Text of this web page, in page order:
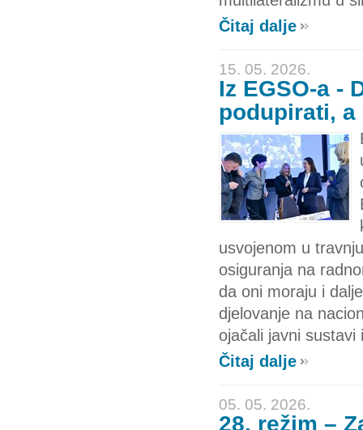
Čitaj dalje
15. 05. 2026.
Iz EGSO-a -
podupirati,
usvojenom u
osiguranja na
da oni moraju i
djelovanje na
ojačali javni
Čitaj dalje
05. 05. 2026.
28. režim –